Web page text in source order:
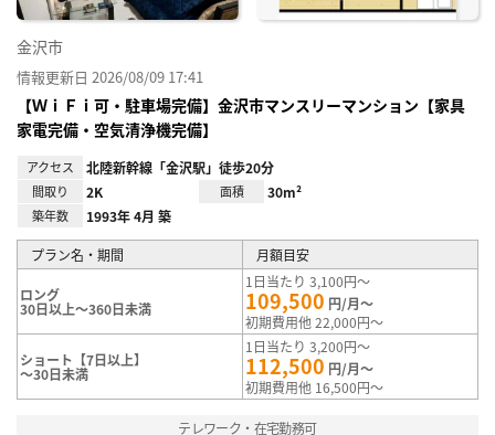
金沢市
情報更新日 2026/08/09 17:41
【ＷｉＦｉ可・駐車場完備】金沢市マンスリーマンション【家具
家電完備・空気清浄機完備】
アクセス 北陸新幹線「金沢駅」徒歩20分
間取り 2K 面積 30m²
築年数 1993年 4月 築
プラン名・期間 月額目安
ロング
30日以上～360日未満
1日当たり 3,100円～
109,500 円/月～
初期費用他 22,000円～
ショート【7日以上】
～30日未満
1日当たり 3,200円～
112,500 円/月～
初期費用他 16,500円～
テレワーク・在宅勤務可